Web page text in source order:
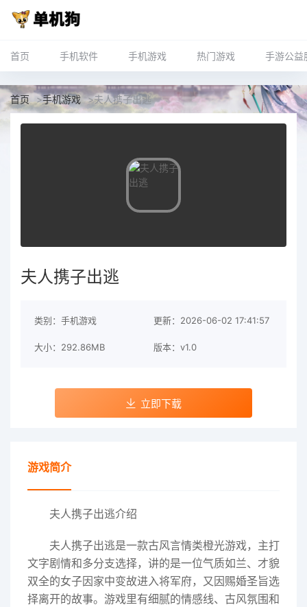
首页 手机软件 手机游戏 热门游戏 手游公益
首页 >手机游戏 >夫人携子出逃
夫人携子出逃
类别：手机游戏 更新：2026-06-02 17:41:57
大小：292.86MB 版本：v1.0
立即下载
游戏简介
夫人携子出逃介绍
夫人携子出逃是一款古风言情类橙光游戏，主打
文字剧情和多分支选择，讲的是一位气质如兰、才貌
双全的女子因家中变故进入将军府，又因赐婚圣旨选
择离开的故事。游戏里有细腻的情感线、古风氛围和